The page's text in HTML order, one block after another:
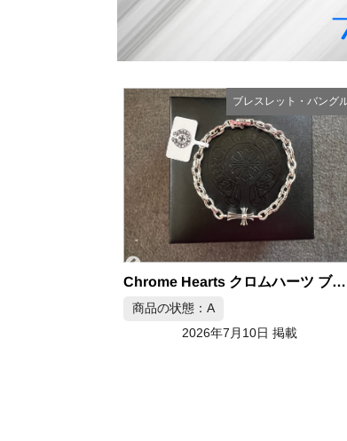
ブレスレット・バング
Chrome Hearts クロムハーツ ブレスレット シルバー925
商品の状態：A
2026年7月10日 掲載